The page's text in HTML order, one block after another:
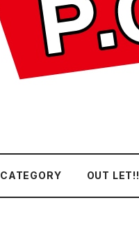
CATEGORY OUT LET!!